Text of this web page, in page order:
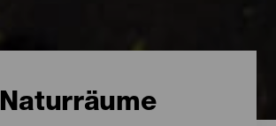
Naturräume